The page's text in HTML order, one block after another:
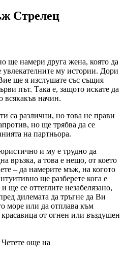
Стрелец
ще намери друга жена, която да
му истории. Дори
ще я изслушате със същия
път. Така е, защото искате да
всякакъв начин.
са различни, но това не прави
но ще трябва да се
на партньора.
и му е трудно да
връзка, а това е нещо, от което
– да намерите мъж, на когото
ще разберете кога е
ще се оттеглите незабелязано,
дилемата да тръгне да Ви
море или да отплава към
красавица от огнен или въздушен
още на